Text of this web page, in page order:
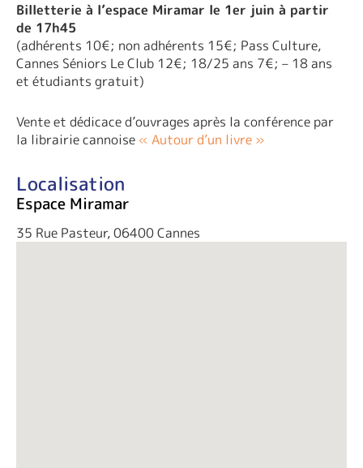
Billetterie à l’espace Miramar le 1er juin à partir
de 17h45
(adhérents 10€; non adhérents 15€; Pass Culture,
Cannes Séniors Le Club 12€; 18/25 ans 7€; – 18 ans
et étudiants gratuit)
Vente et dédicace d’ouvrages après la conférence par
la librairie cannoise « Autour d’un livre »
Localisation
Espace Miramar
35 Rue Pasteur, 06400 Cannes